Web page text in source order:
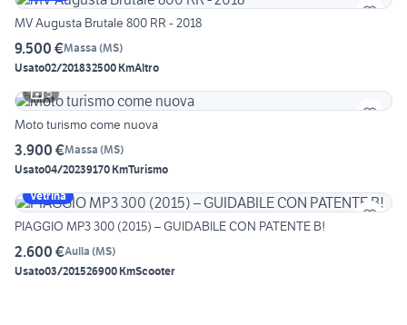
MV Augusta Brutale 800 RR - 2018
9.500 €Massa (MS)
Usato02/201832500 KmAltro
5
Moto turismo come nuova
3.900 €Massa (MS)
Usato04/20239170 KmTurismo
Vetrina
PIAGGIO MP3 300 (2015) – GUIDABILE CON PATENTE B!
2.600 €Aulla (MS)
Usato03/201526900 KmScooter